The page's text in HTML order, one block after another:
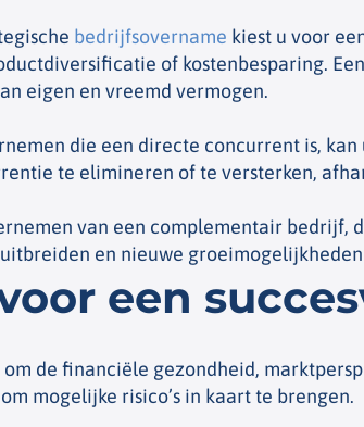
bedrijfsovername kiest u voor
of kostenbesparing.
eigen en vreemd vermogen.
die een directe concurrent is,
te elimineren of te versterken,
van een complementair bedrijf,
en nieuwe
een
om de financiële gezondheid,
mogelijke risico’s in kaart te brengen.